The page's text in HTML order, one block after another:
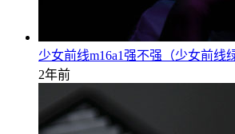
少女前线m16a1强不强（少女前线
2年前